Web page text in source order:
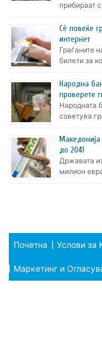
прибираат
Сè повеќе
интернет
Граѓаните
билети за
Народна
проверете
Народната
советува
Македонија
до 2041
Државата
милион
Почетна Услови за
Маркетинг и